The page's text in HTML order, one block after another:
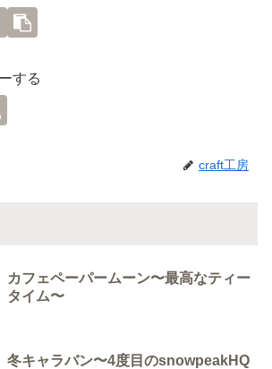
する
craft工房
カフェペーパームーン〜最高なティー
タイム〜
冬キャラバン〜4度目のsnowpeakHQ